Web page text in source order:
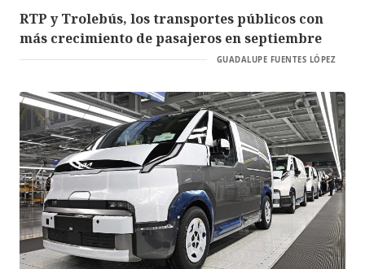
RTP y Trolebús, los transportes públicos con
más crecimiento de pasajeros en septiembre
GUADALUPE FUENTES LÓPEZ